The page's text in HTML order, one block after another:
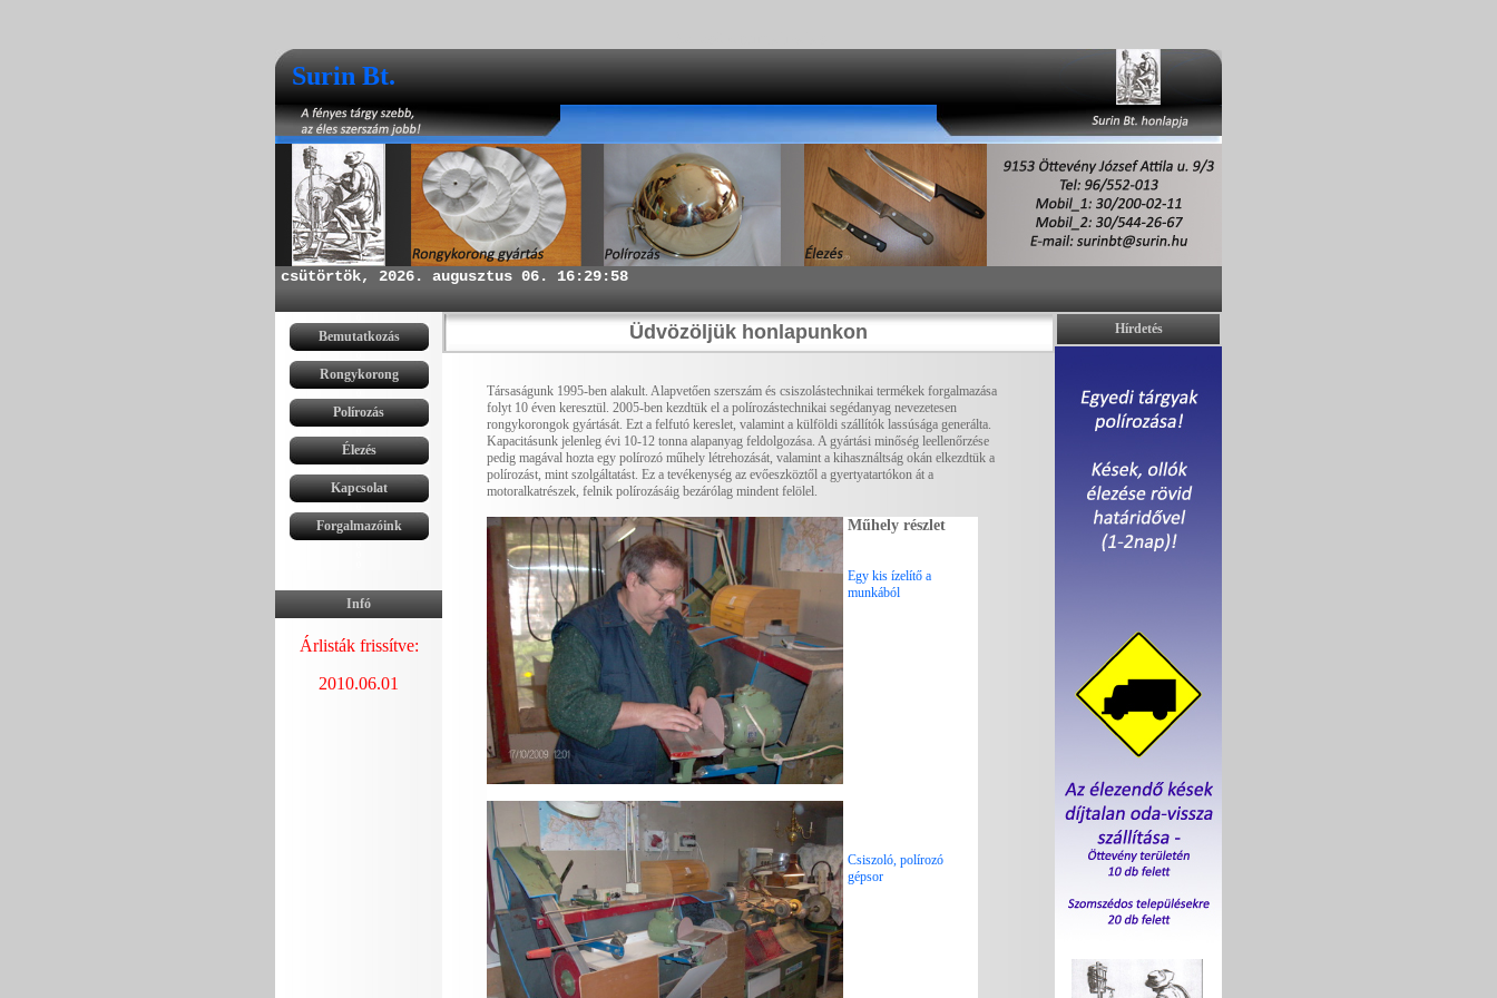
Surin Bt.
Bemutatkozás
Rongykorong
Polírozás
Élezés
Kapcsolat
Forgalmazóink
Infó
Árlisták frissítve:
2010.06.01
Üdvözöljük honlapunkon
Társaságunk 1995-ben alakult. Alapvetően szerszám és csiszolástechnikai termékek forgalmazása
folyt 10 éven keresztül. 2005-ben kezdtük el a polírozástechnikai segédanyag nevezetesen
rongykorongok gyártását. Ezt a felfutó kereslet, valamint a külföldi szállítók lassúsága generálta.
Kapacitásunk jelenleg évi 10-12 tonna alapanyag feldolgozása. A gyártási minőség leellenőrzése
pedig magával hozta egy polírozó műhely létrehozását, valamint a kihasználtság okán elkezdtük a
polírozást, mint szolgáltatást. Ez a tevékenység az evőeszköztől a gyertyatartókon át a
motoralkatrészek, felnik polírozásáig bezárólag mindent felölel.
Műhely részlet
Egy kis ízelítő a
munkából
Csiszoló, polírozó
gépsor
Hírdetés